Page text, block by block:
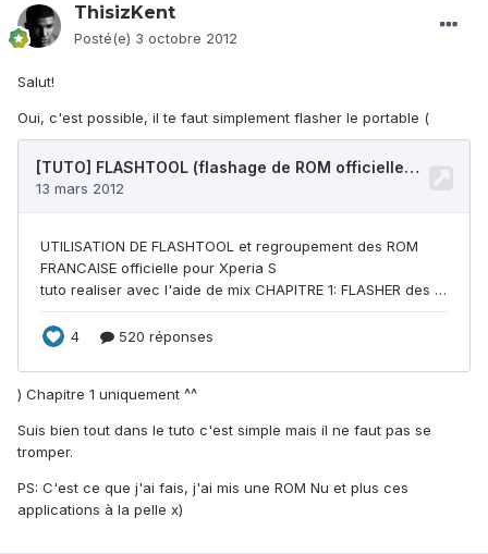
ThisizKent
Posté(e) 3 octobre 2012
Salut!
Oui, c'est possible, il te faut simplement flasher le portable (
) Chapitre 1 uniquement ^^
Suis bien tout dans le tuto c'est simple mais il ne faut pas se
tromper.
PS: C'est ce que j'ai fais, j'ai mis une ROM Nu et plus ces
applications à la pelle x)